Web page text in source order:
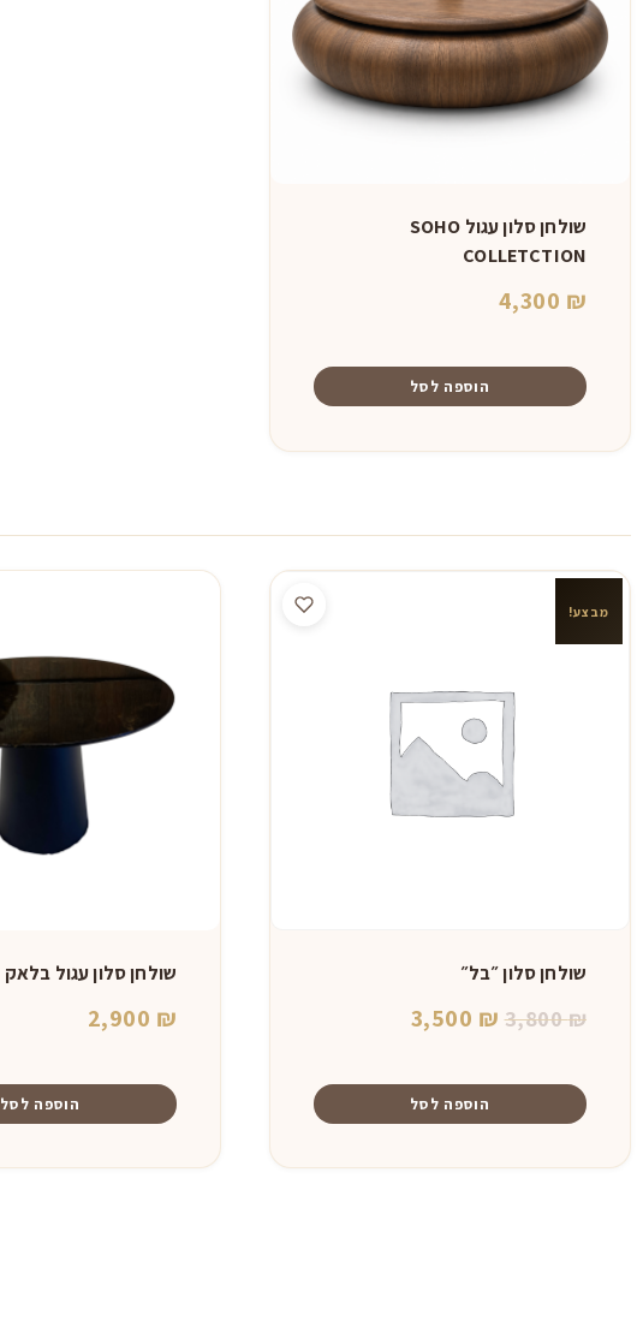
שולחן סלון עגול SOHO
COLLETCTION
4,300 ₪
הוספה לסל
מבצע!
שולחן סלון ״בל״
3,800₪
המחיר
היה:
3,800 ₪.
3,500 ₪
המחיר
הוא:
3,500 ₪.
הוספה לסל
שולחן סלון עגול בלאק
2,900 ₪
הוספה לסל